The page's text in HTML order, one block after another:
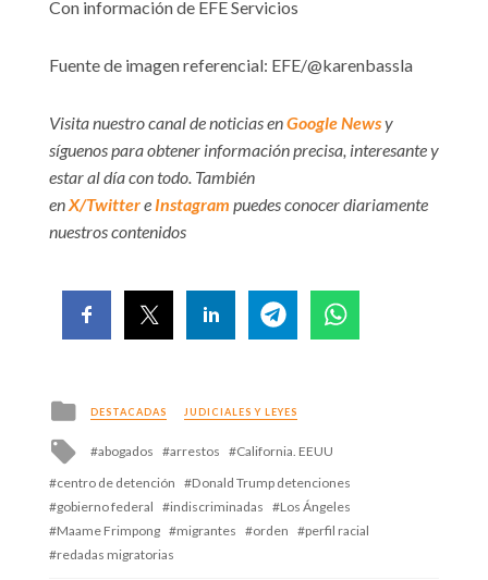
Con información de EFE Servicios
Fuente de imagen referencial: EFE/@karenbassla
Visita nuestro canal de noticias enGoogle Newsy
síguenos para obtener información precisa, interesante y
estar al día con todo. También
enX/Twittere Instagram puedes conocer diariamente
nuestros contenidos
Posted
in
DESTACADAS JUDICIALES Y LEYES
Tagged
abogados arrestos
California. EEUU
centro de detención
Donald Trump detenciones
gobierno federal
indiscriminadas
Los Ángeles
Maame Frimpong
migrantes orden
perfil racial
redadas migratorias